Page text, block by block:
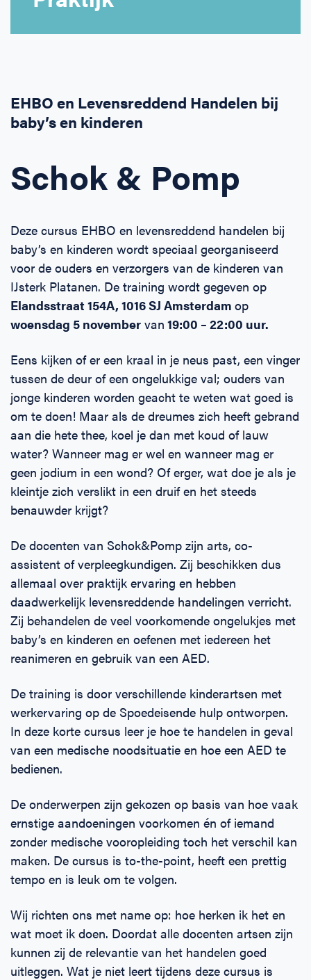
BHV voor Primair Onderwijs
EHBO voor Sportclubs
Levensreddend handelen voor iedereen
Zakelijk veelgestelde vragen
Direct boeken
Incompany offerte
Inloggen
EHBO en Levensreddend Handelen bij
baby’s en kinderen
Schok & Pomp
Deze cursus EHBO en levensreddend handelen bij
baby’s en kinderen wordt speciaal georganiseerd
voor de ouders en verzorgers van de kinderen van
IJsterk Platanen. De training wordt gegeven op
Elandsstraat 154A, 1016 SJ Amsterdam op
woensdag 5 november van 19:00 – 22:00 uur.
Eens kijken of er een kraal in je neus past, een vinger
tussen de deur of een ongelukkige val; ouders van
jonge kinderen worden geacht te weten wat goed is
om te doen! Maar als de dreumes zich heeft gebrand
aan die hete thee, koel je dan met koud of lauw
water? Wanneer mag er wel en wanneer mag er
geen jodium in een wond? Of erger, wat doe je als je
kleintje zich verslikt in een druif en het steeds
benauwder krijgt?
De docenten van Schok&Pomp zijn arts, co-
assistent of verpleegkundigen. Zij beschikken dus
allemaal over praktijk ervaring en hebben
daadwerkelijk levensreddende handelingen verricht.
Zij behandelen de veel voorkomende ongelukjes met
baby’s en kinderen en oefenen met iedereen het
reanimeren en gebruik van een AED.
De training is door verschillende kinderartsen met
werkervaring op de Spoedeisende hulp ontworpen.
In deze korte cursus leer je hoe te handelen in geval
van een medische noodsituatie en hoe een AED te
bedienen.
De onderwerpen zijn gekozen op basis van hoe vaak
ernstige aandoeningen voorkomen én of iemand
zonder medische vooropleiding toch het verschil kan
maken. De cursus is to-the-point, heeft een prettig
tempo en is leuk om te volgen.
Wij richten ons met name op: hoe herken ik het en
wat moet ik doen. Doordat alle docenten artsen zijn
kunnen zij de relevantie van het handelen goed
uitleggen. Wat je niet leert tijdens deze cursus is